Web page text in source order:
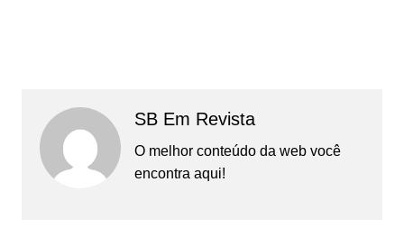
SB Em Revista
O melhor conteúdo da web você
encontra aqui!